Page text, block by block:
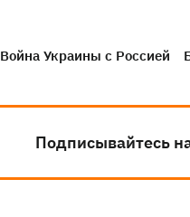
Война Украины с Россией
Подписывайтесь